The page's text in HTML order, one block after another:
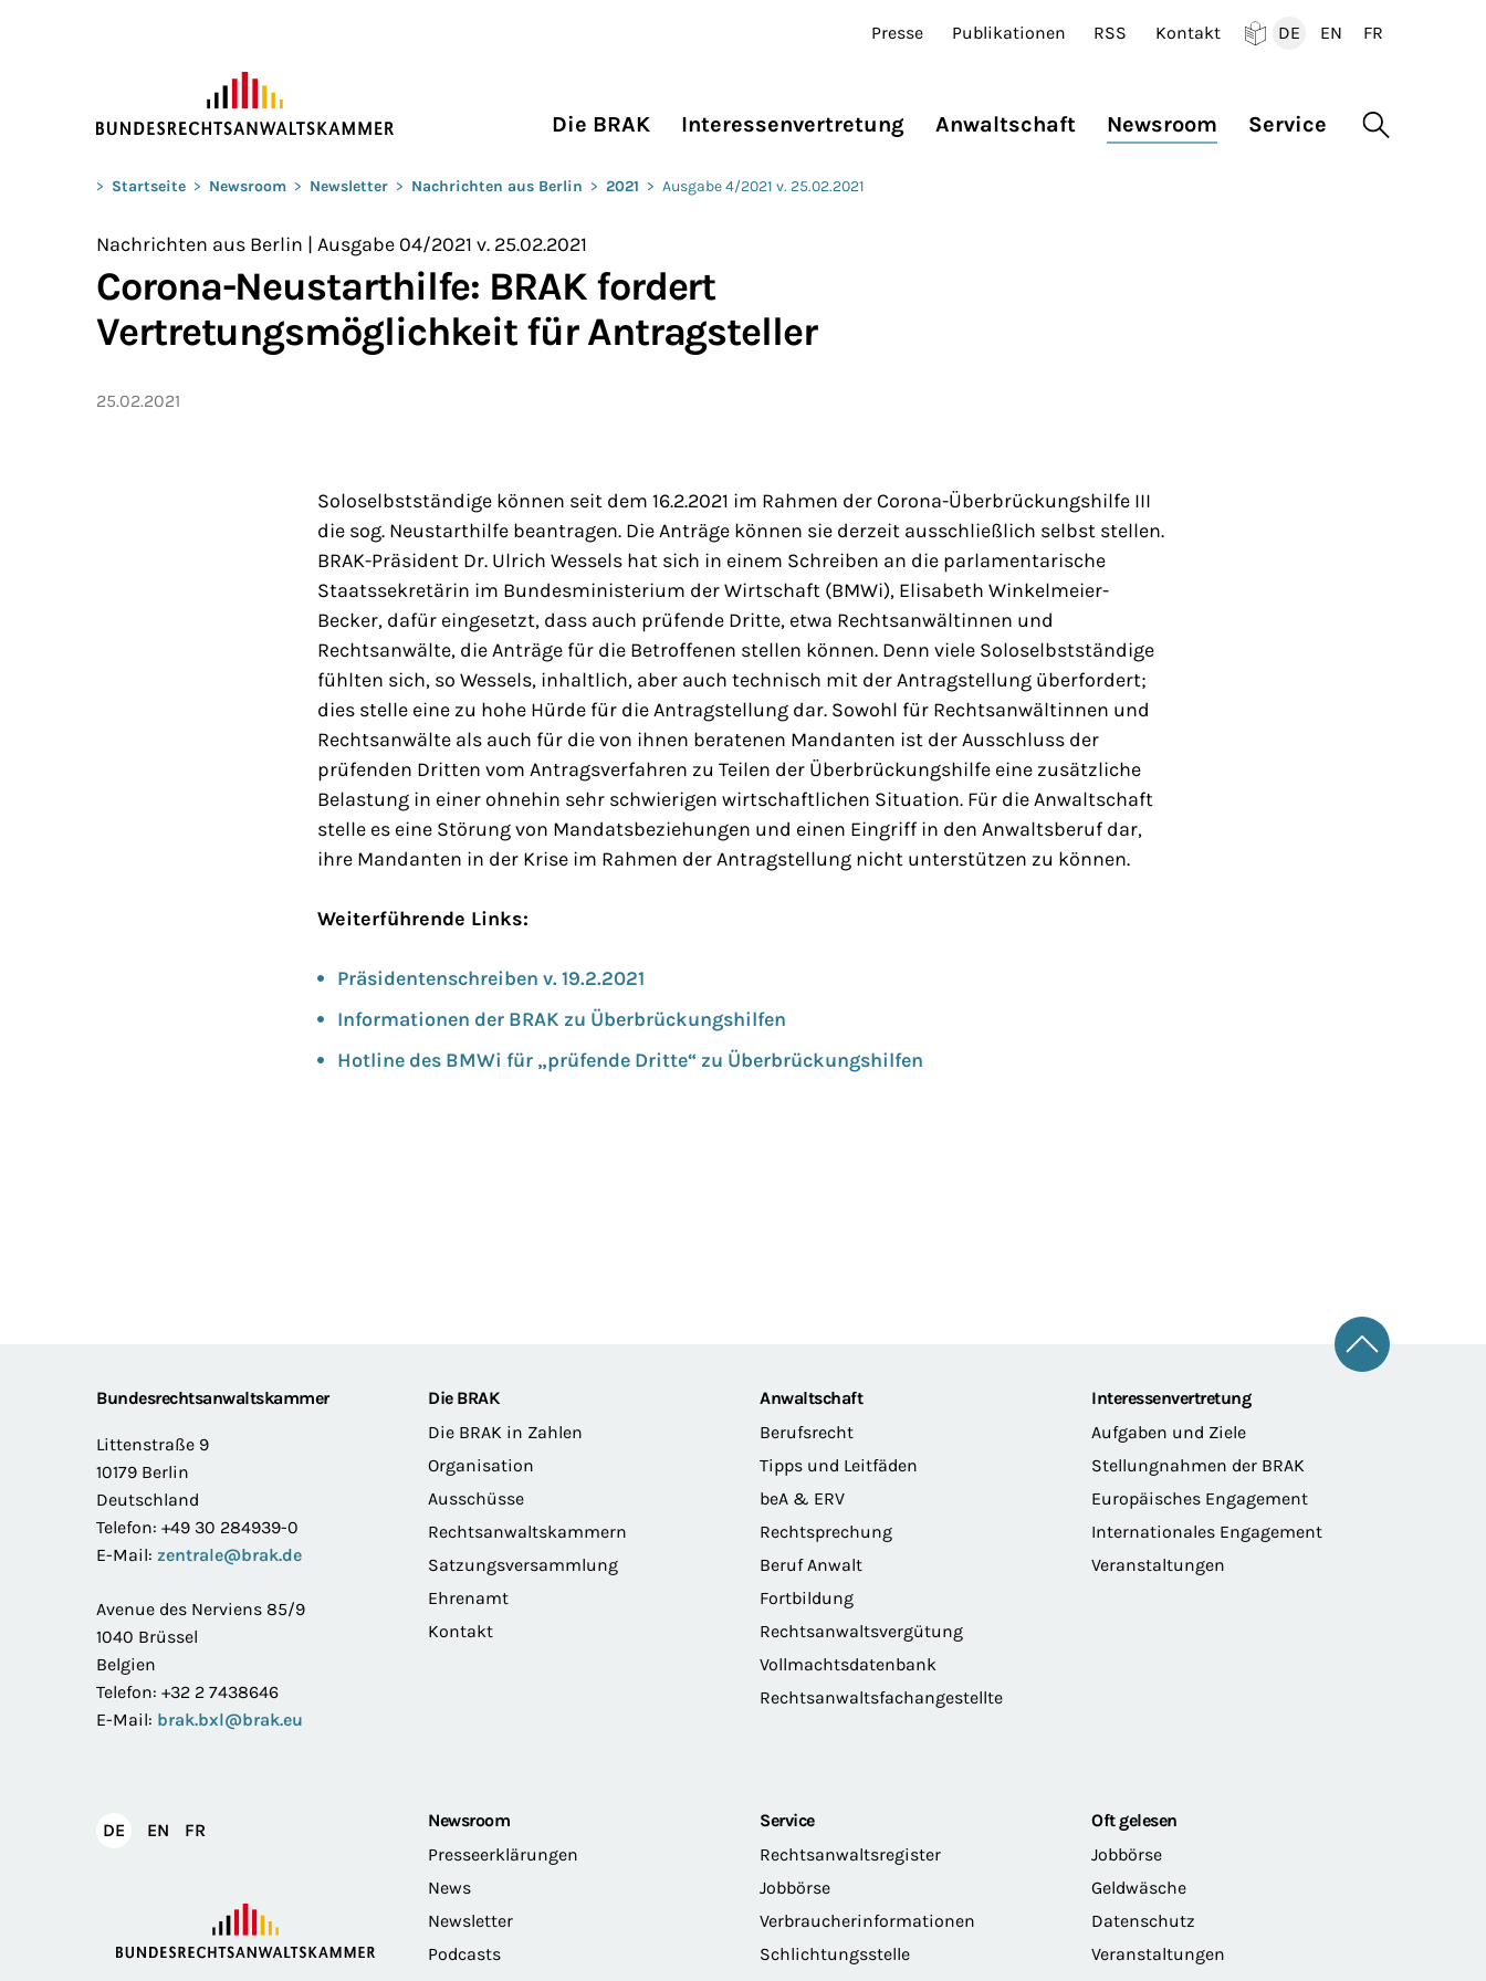
Presse Publikationen RSS Kontakt
DE
EN
FR
Die BRAK Interessenvertretung Anwaltschaft Newsroom Service Suche
Sie befinden sich hier:
> Startseite > Newsroom > Newsletter > Nachrichten aus Berlin > 2021 > Ausgabe 4/2021 v. 25.02.2021
Nachrichten aus Berlin | Ausgabe 04/2021 v. 25.02.2021
Corona-Neustarthilfe: BRAK fordert
Vertretungsmöglichkeit für Antragsteller
25.02.2021
Soloselbstständige können seit dem 16.2.2021 im Rahmen der Corona-Überbrückungshilfe III
die sog. Neustarthilfe beantragen. Die Anträge können sie derzeit ausschließlich selbst stellen.
BRAK-Präsident Dr. Ulrich Wessels hat sich in einem Schreiben an die parlamentarische
Staatssekretärin im Bundesministerium der Wirtschaft (BMWi), Elisabeth Winkelmeier-
Becker, dafür eingesetzt, dass auch prüfende Dritte, etwa Rechtsanwältinnen und
Rechtsanwälte, die Anträge für die Betroffenen stellen können. Denn viele Soloselbstständige
fühlten sich, so Wessels, inhaltlich, aber auch technisch mit der Antragstellung überfordert;
dies stelle eine zu hohe Hürde für die Antragstellung dar. Sowohl für Rechtsanwältinnen und
Rechtsanwälte als auch für die von ihnen beratenen Mandanten ist der Ausschluss der
prüfenden Dritten vom Antragsverfahren zu Teilen der Überbrückungshilfe eine zusätzliche
Belastung in einer ohnehin sehr schwierigen wirtschaftlichen Situation. Für die Anwaltschaft
stelle es eine Störung von Mandatsbeziehungen und einen Eingriff in den Anwaltsberuf dar,
ihre Mandanten in der Krise im Rahmen der Antragstellung nicht unterstützen zu können.
Weiterführende Links:
Präsidentenschreiben v. 19.2.2021
Informationen der BRAK zu Überbrückungshilfen
Hotline des BMWi für „prüfende Dritte“ zu Überbrückungshilfen
Footer
Zum
Bundesrechtsanwaltskammer
Littenstraße 9
10179 Berlin
Deutschland
Telefon: +49 30 284939-0
E-Mail: zentrale@brak.de
Avenue des Nerviens 85/9
1040 Brüssel
Belgien
Telefon: +32 2 7438646
E-Mail: brak.bxl@brak.eu
Die BRAK
Die BRAK in Zahlen
Organisation
Ausschüsse
Rechtsanwaltskammern
Satzungsversammlung
Ehrenamt
Kontakt
Anwaltschaft
Berufsrecht
Tipps und Leitfäden
beA & ERV
Rechtsprechung
Beruf Anwalt
Fortbildung
Rechtsanwaltsvergütung
Vollmachtsdatenbank
Rechtsanwaltsfachangestellte
Interessenvertretung
Aufgaben und Ziele
Stellungnahmen der BRAK
Europäisches Engagement
Internationales Engagement
Veranstaltungen
DEDeutsch
EN English
FR
Newsroom
Presseerklärungen
News
Newsletter
Podcasts
Service
Rechtsanwaltsregister
Jobbörse
Verbraucherinformationen
Schlichtungsstelle
Oft gelesen
Jobbörse
Geldwäsche
Datenschutz
Veranstaltungen